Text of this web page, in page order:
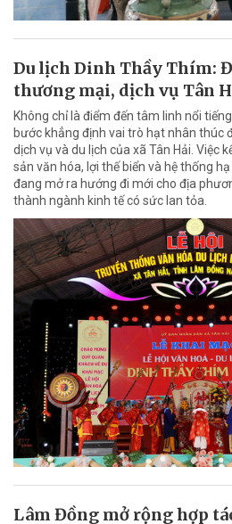
Du lịch Dinh Thầy Thím:
thương mại, dịch vụ Tân
Không chỉ là điểm đến tâm linh nổi
bước khẳng định vai trò hạt nhân thúc
dịch vụ và du lịch của xã Tân Hải. Việc
sản văn hóa, lợi thế biển và hệ thống
đang mở ra hướng đi mới cho địa
thành ngành kinh tế có sức lan tỏa.
Lâm Đồng mở rộng hợp